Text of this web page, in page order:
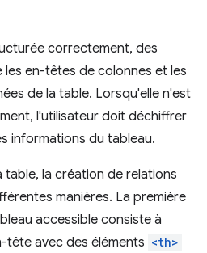
correctement, des
en-têtes de colonnes et les
de la table. Lorsqu'elle n'est
l'utilisateur doit déchiffrer
informations du tableau.
table, la création de relations
manières. La première
accessible consiste à
tête avec des éléments <th>